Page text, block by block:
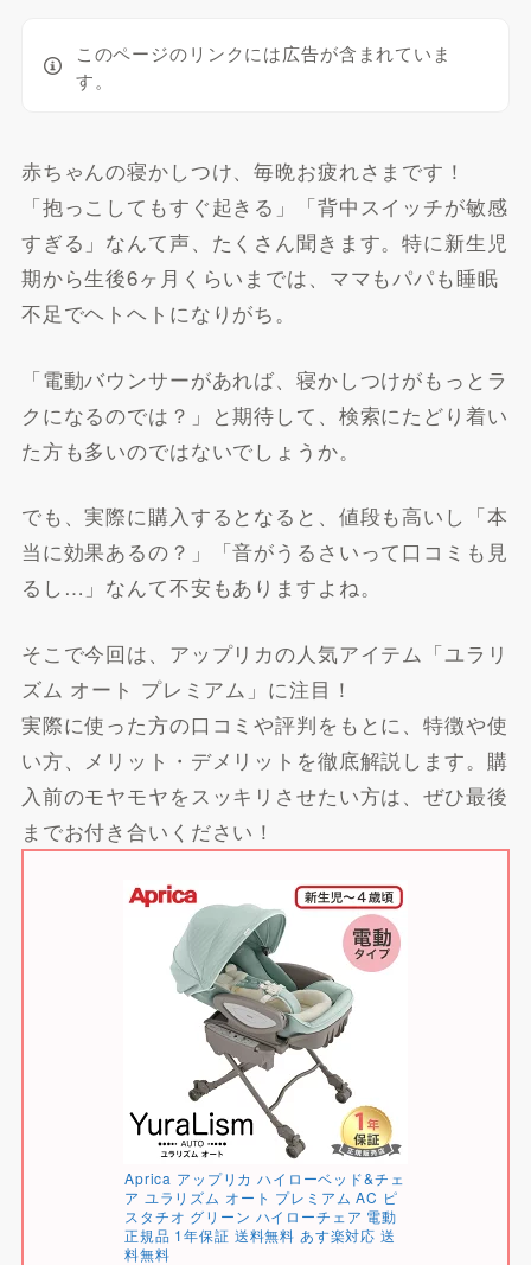
このページのリンクには広告が含まれていま
す。
赤ちゃんの寝かしつけ、毎晩お疲れさまです！
「抱っこしてもすぐ起きる」「背中スイッチが敏感
すぎる」なんて声、たくさん聞きます。特に新生児
期から生後6ヶ月くらいまでは、ママもパパも睡眠
不足でヘトヘトになりがち。
「電動バウンサーがあれば、寝かしつけがもっとラ
クになるのでは？」と期待して、検索にたどり着い
た方も多いのではないでしょうか。
でも、実際に購入するとなると、値段も高いし「本
当に効果あるの？」「音がうるさいって口コミも見
るし…」なんて不安もありますよね。
そこで今回は、アップリカの人気アイテム「ユラリ
ズム オート プレミアム」に注目！
実際に使った方の口コミや評判をもとに、特徴や使
い方、メリット・デメリットを徹底解説します。購
入前のモヤモヤをスッキリさせたい方は、ぜひ最後
までお付き合いください！
Aprica アップリカ ハイローベッド&チェ
ア ユラリズム オート プレミアム AC ピ
スタチオ グリーン ハイローチェア 電動
正規品 1年保証 送料無料 あす楽対応 送
料無料